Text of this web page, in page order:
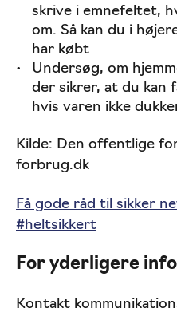
skrive i emnefeltet,
om. Så kan du i
har købt
Undersøg, om
der sikrer, at du kan
hvis varen ikke
Kilde: Den offentlige
forbrug.dk
Få gode råd til sikker
#heltsikkert
For yderligere
Kontakt